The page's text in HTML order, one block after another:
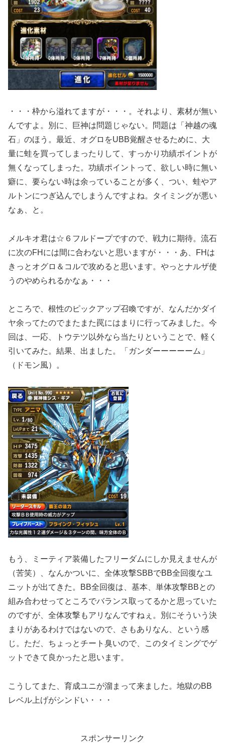
・・・枠から溢れてますが・・・。それより、素材が無い
んですよ。別に、巨神は問題じゃない。問題は「神越の魂
石」のほう。最近、オグロをUBB覚醒させるために、大
量に蛙を買ってしまったりして、すっかり功績ポイントが
無くなってしまった。功績ポイントって、欲しい時に無い
癖に、要らない時は余っていることが多く、つい、蛙やア
ルトンにつぎ込んでしまうんですよね。タイミングが悪い
なぁ、と。
メルキオ君は☆６フルドープですので、戦力に期待。流石
に次のFHには間に合わないと思いますが・・・あ、FHは
きっとオグロ＆コルで攻めると思います。やっとナルザ使
うのやめられるかなぁ・・・
ところで、根性のピックアップ召喚ですが、なんだかダイ
ヤ余ってたのでまたまた罠にはまりに行ってみました。今
回は、一応、トウテツ以外なら当たりということで、軽く
引いてみた。結果、出ました。「ガンダーーーーーム」
（ドモン風）。
もう、ミーティア装備したフリーダムにしか見えませんが
（苦笑）、なんかついに、全体攻撃SBBでBB全回復なユ
ニットが出てきた。BB全回復は、基本、単体攻撃BBとの
組み合わせってところでバランス取ってるかと思っていた
のですが、全体攻撃もアリなんですねぇ。別にそういう決
まりがあるわけではないので、さもありなん、という感
じ。ただ、ちょっとチート臭いので、このタイミングでゲ
ットできて良かったと思います。
こうしてまた、育成ユニが溜まって来ました。地獄のBB
レベル上げがシンドい・・・
スポンサーリンク